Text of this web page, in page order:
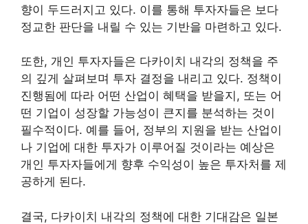
향이 두드러지고 있다. 이를 통해 투자자들은 보다
정교한 판단을 내릴 수 있는 기반을 마련하고 있다.
또한, 개인 투자자들은 다카이치 내각의 정책을 주
의 깊게 살펴보며 투자 결정을 내리고 있다. 정책이
진행됨에 따라 어떤 산업이 혜택을 받을지, 또는 어
떤 기업이 성장할 가능성이 큰지를 분석하는 것이
필수적이다. 예를 들어, 정부의 지원을 받는 산업이
나 기업에 대한 투자가 이루어질 것이라는 예상은
개인 투자자들에게 향후 수익성이 높은 투자처를 제
공하게 된다.
결국, 다카이치 내각의 정책에 대한 기대감은 일본